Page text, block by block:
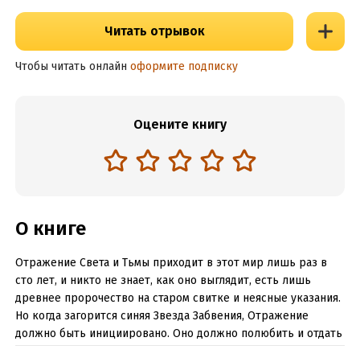
Читать отрывок
Чтобы читать онлайн оформите подписку
Оцените книгу
О книге
Отражение Света и Тьмы приходит в этот мир лишь раз в
сто лет, и никто не знает, как оно выглядит, есть лишь
древнее пророчество на старом свитке и неясные указания.
Но когда загорится синяя Звезда Забвения, Отражение
должно быть инициировано. Оно должно полюбить и отдать